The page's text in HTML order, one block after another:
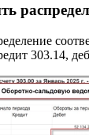
303.14,